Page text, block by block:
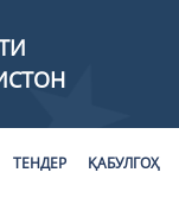
ТЕНДЕР ҚАБУЛГОҲ